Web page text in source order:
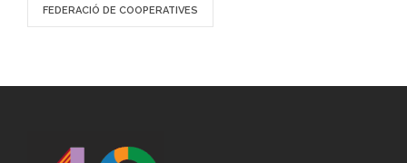
FEDERACIÓ DE COOPERATIVES